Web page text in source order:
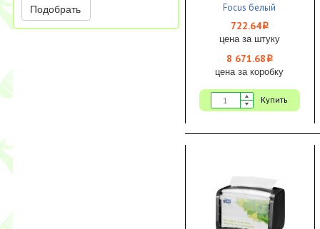
Подобрать
Focus белый
128*151*104 1/12
722.64i
цена за штуку
8 671.68 i
цена за коробку
Купить